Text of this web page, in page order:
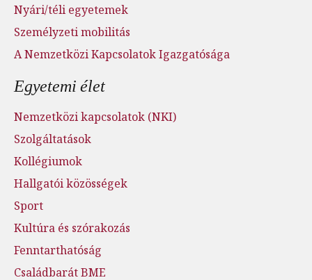
Nyári/téli egyetemek
Személyzeti mobilitás
A Nemzetközi Kapcsolatok Igazgatósága
Egyetemi élet
Nemzetközi kapcsolatok (NKI)
Szolgáltatások
Kollégiumok
Hallgatói közösségek
Sport
Kultúra és szórakozás
Fenntarthatóság
Családbarát BME